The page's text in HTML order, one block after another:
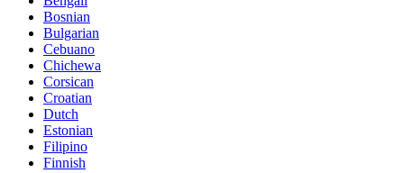
Bosnian
Bulgarian
Cebuano
Chichewa
Corsican
Croatian
Dutch
Estonian
Filipino
Finnish